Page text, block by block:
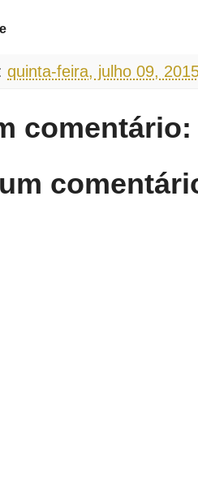
quinta-feira, julho 09,
comentário: